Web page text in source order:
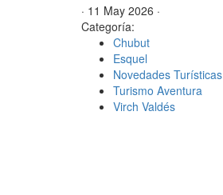
· 11 May 2026 ·
Categoría:
Chubut
Esquel
Novedades Turísticas
Turismo Aventura
Virch Valdés